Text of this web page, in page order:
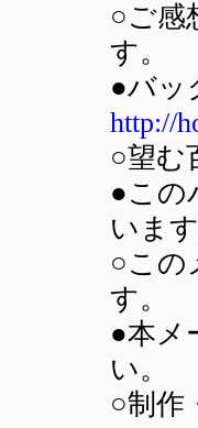
○ご感
す。
●バッ
http://
○望む
●この
います
○この
す。
●本メ
い。
○制作